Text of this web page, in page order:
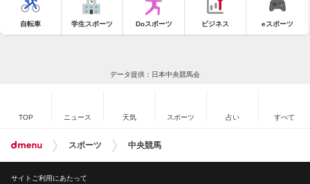
自転車 学生スポーツ Doスポーツ ビジネス eスポーツ
データ提供：日本中央競馬会
TOP ニュース 天気 スポーツ 占い すべて
スポーツ 中央競馬
サイトご利用にあたって